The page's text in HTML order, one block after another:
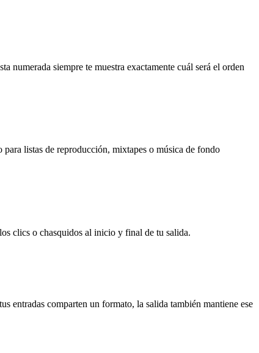
numerada siempre te muestra exactamente cuál será el orden
listas de reproducción, mixtapes o música de fondo
clics o chasquidos al inicio y final de tu salida.
comparten un formato, la salida también mantiene ese